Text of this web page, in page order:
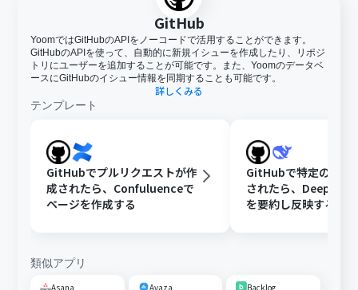
GitHub
YoomではGitHubのAPIをノーコードで活用することができます。
GitHubのAPIを使って、自動的に新規イシューを作成したり、リポジ
トリにユーザーを追加することが可能です。また、Yoomのデータベ
ースにGitHubのイシュー情報を同期することも可能です。
詳しくみる
テンプレート
GitHubでプルリクエストが作
成されたら、Confuluenceで
ページを作成する
GitHubで特定の
されたら、
を要約し反映する
類似アプリ
Asana Avaza Backlog